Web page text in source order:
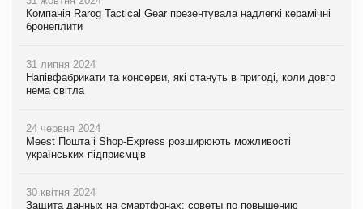
Компанія Rarog Tactical Gear презентувала надлегкі керамічні
бронеплити
31 липня 2024
Напівфабрикати та консерви, які стануть в пригоді, коли довго
нема світла
24 червня 2024
Meest Пошта і Shop-Express розширюють можливості
українських підприємців
30 квітня 2024
Защита данных на смартфонах: советы по повышению